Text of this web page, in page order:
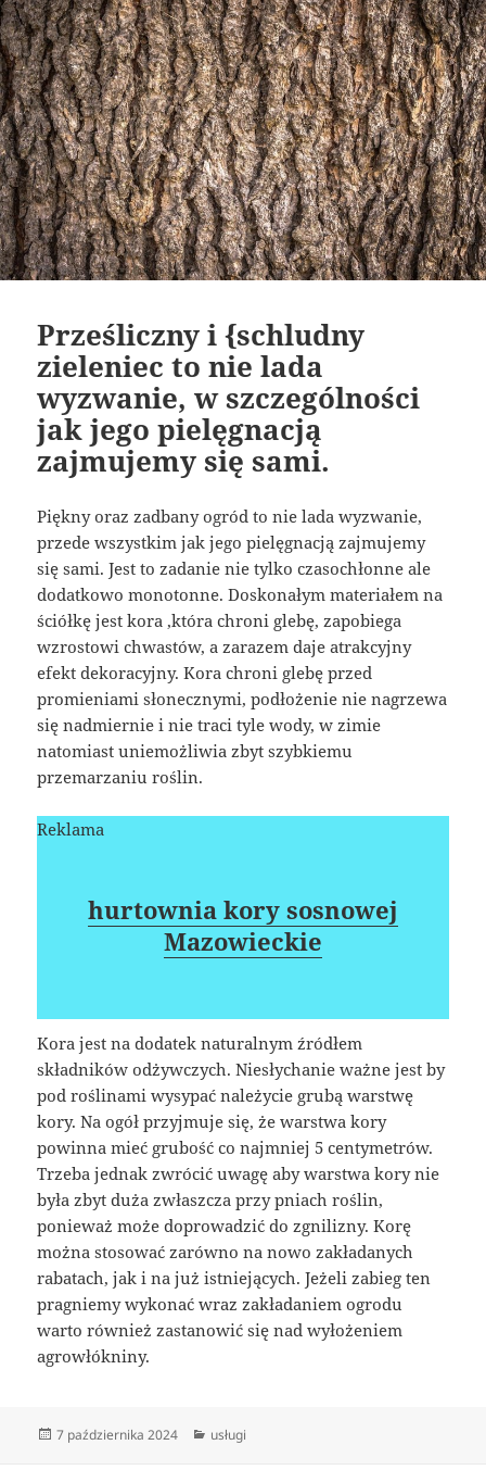
Prześliczny i {schludny
zieleniec to nie lada
wyzwanie, w szczególności
jak jego pielęgnacją
zajmujemy się sami.
Piękny oraz zadbany ogród to nie lada wyzwanie,
przede wszystkim jak jego pielęgnacją zajmujemy
się sami. Jest to zadanie nie tylko czasochłonne ale
dodatkowo monotonne. Doskonałym materiałem na
ściółkę jest kora ,która chroni glebę, zapobiega
wzrostowi chwastów, a zarazem daje atrakcyjny
efekt dekoracyjny. Kora chroni glebę przed
promieniami słonecznymi, podłożenie nie nagrzewa
się nadmiernie i nie traci tyle wody, w zimie
natomiast uniemożliwia zbyt szybkiemu
przemarzaniu roślin.
Reklama
hurtownia kory sosnowej
Mazowieckie
Kora jest na dodatek naturalnym źródłem
składników odżywczych. Niesłychanie ważne jest by
pod roślinami wysypać należycie grubą warstwę
kory. Na ogół przyjmuje się, że warstwa kory
powinna mieć grubość co najmniej 5 centymetrów.
Trzeba jednak zwrócić uwagę aby warstwa kory nie
była zbyt duża zwłaszcza przy pniach roślin,
ponieważ może doprowadzić do zgnilizny. Korę
można stosować zarówno na nowo zakładanych
rabatach, jak i na już istniejących. Jeżeli zabieg ten
pragniemy wykonać wraz zakładaniem ogrodu
warto również zastanowić się nad wyłożeniem
agrowłókniny.
Data
7 października 2024 Kategorie
usługi